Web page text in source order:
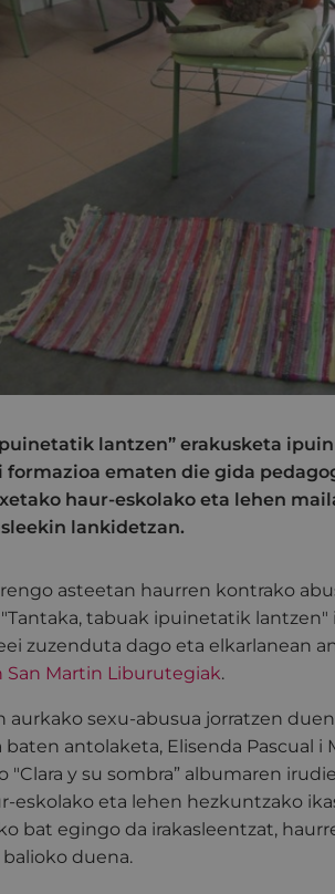
lantzen” erakusketa
formazioa ematen die gida
haur-eskolako eta lehen
lankidetzan.
asteetan haurren kontrako
tabuak ipuinetatik
zuzenduta dago eta elkarlanean
San Martin Liburutegiak.
aurkako sexu-abusua jorratzen
antolaketa, Elisenda Pascual i
"Clara y su sombra” albumaren
eskolako eta lehen hezkuntzako
bat egingo da irakasleentzat,
duena.